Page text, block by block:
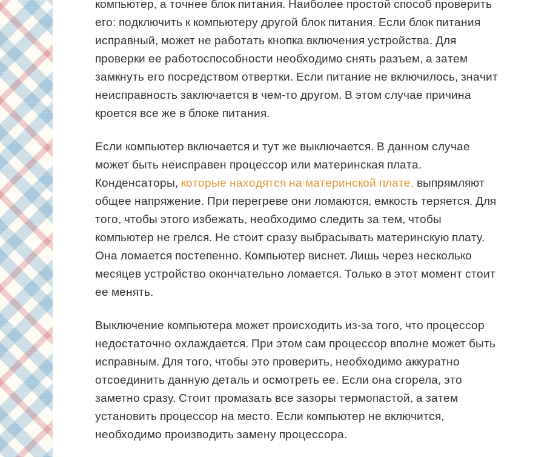
компьютер, а точнее блок питания. Наиболее простой способ проверить
его: подключить к компьютеру другой блок питания. Если блок питания
исправный, может не работать кнопка включения устройства. Для
проверки ее работоспособности необходимо снять разъем, а затем
замкнуть его посредством отвертки. Если питание не включилось, значит
неисправность заключается в чем-то другом. В этом случае причина
кроется все же в блоке питания.
Если компьютер включается и тут же выключается. В данном случае
может быть неисправен процессор или материнская плата.
Конденсаторы, которые находятся на материнской плате, выпрямляют
общее напряжение. При перегреве они ломаются, емкость теряется. Для
того, чтобы этого избежать, необходимо следить за тем, чтобы
компьютер не грелся. Не стоит сразу выбрасывать материнскую плату.
Она ломается постепенно. Компьютер виснет. Лишь через несколько
месяцев устройство окончательно ломается. Только в этот момент стоит
ее менять.
Выключение компьютера может происходить из-за того, что процессор
недостаточно охлаждается. При этом сам процессор вполне может быть
исправным. Для того, чтобы это проверить, необходимо аккуратно
отсоединить данную деталь и осмотреть ее. Если она сгорела, это
заметно сразу. Стоит промазать все зазоры термопастой, а затем
установить процессор на место. Если компьютер не включится,
необходимо производить замену процессора.